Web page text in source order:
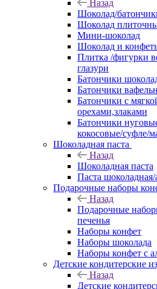
Назад
Шоколад/
Шоколад
Мини-шоколад
Шоколад и
Плитка /фигурки
глазури
Батончики
Батончики
Батончики с
орехами,злаками
Батончики
кокосовые/суфле/
Шоколадная паста
Назад
Шоколадная паста
Паста шоколадная/
Подарочные наборы
Назад
Подарочные
печенья
Наборы конфет
Наборы шоколада
Наборы конфет с
Детские кондитерские
Назад
Детские